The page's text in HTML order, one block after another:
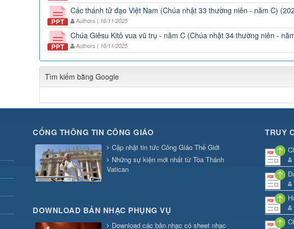
Các thánh tử đạo Việt Nam (Chúa nhật 33 thường niên - năm C)
Authors | 16/11/2025
Chúa Giêsu Kitô vua vũ trụ - năm C (Chúa nhật 34 thường niên -
Authors | 16/11/2025
Tìm kiếm bằng Google
CỔNG THÔNG TIN CÔNG GIÁO
Cập nhật tin tức Công Giáo Thế Giới
Những sự kiện mới nhất từ Tòa Thánh
Vatican
DOWNLOAD BẢN NHẠC PHỤNG VỤ
Download các bản nhạc có sheet nhạc
TRUY